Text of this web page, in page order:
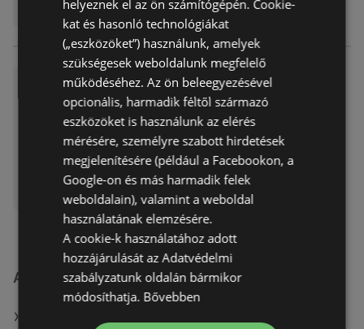
Alza ajánlatunk érvényes 202
6.03.23
Akciós újság már nem érvényes
Lejárat dátuma: 2026.03.23
A(z) Alza.hu üzletei itt: Sopron
helyeznek el az ön számítógépén. Cookie-
kat és hasonló technológiákat
(„eszközöket”) használunk, amelyek
szükségesek weboldalunk megfelelő
működéséhez. Az ön beleegyezésével
opcionális, harmadik féltől származó
eszközöket is használunk az elérés
mérésére, személyre szabott hirdetések
megjelenítésére (például a Facebookon, a
Google-on és más harmadik felek
weboldalain), valamint a weboldal
használatának elemzésére.
A cookie-k használatához adott
hozzájárulását az Adatvédelmi
szabályzatunk oldalán bármikor
módosíthatja. Bővebben